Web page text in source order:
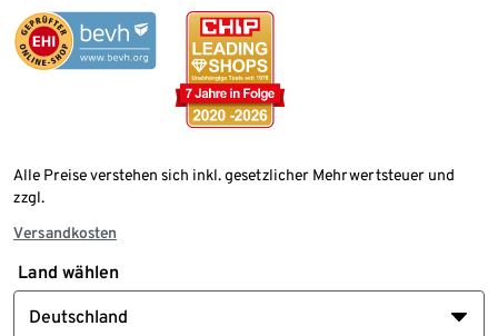
Alle Preise verstehen sich inkl. gesetzlicher Mehrwertsteuer und
zzgl.
Versandkosten
Land wählen
Deutschland